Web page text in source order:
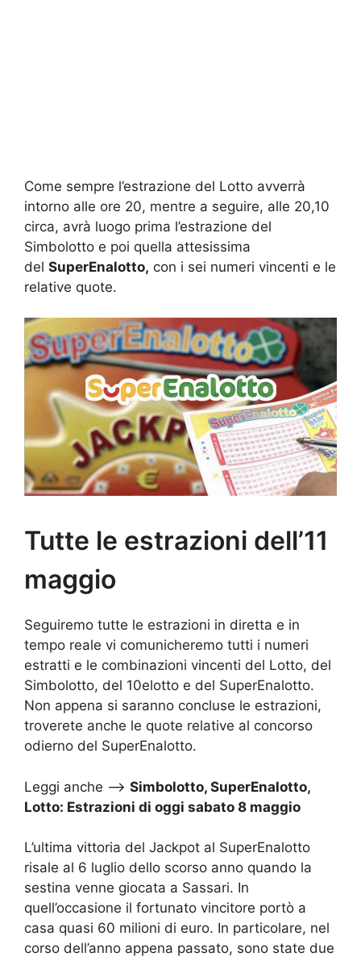
Come sempre l’estrazione del Lotto avverrà
intorno alle ore 20, mentre a seguire, alle 20,10
circa, avrà luogo prima l’estrazione del
Simbolotto e poi quella attesissima
del SuperEnalotto, con i sei numeri vincenti e le
relative quote.
Tutte le estrazioni dell’11
maggio
Seguiremo tutte le estrazioni in diretta e in
tempo reale vi comunicheremo tutti i numeri
estratti e le combinazioni vincenti del Lotto, del
Simbolotto, del 10elotto e del SuperEnalotto.
Non appena si saranno concluse le estrazioni,
troverete anche le quote relative al concorso
odierno del SuperEnalotto.
Leggi anche –> Simbolotto, SuperEnalotto,
Lotto: Estrazioni di oggi sabato 8 maggio
L’ultima vittoria del Jackpot al SuperEnalotto
risale al 6 luglio dello scorso anno quando la
sestina venne giocata a Sassari. In
quell’occasione il fortunato vincitore portò a
casa quasi 60 milioni di euro. In particolare, nel
corso dell’anno appena passato, sono state due